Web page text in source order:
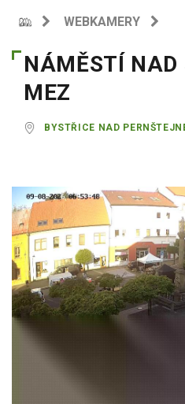
WEBKAMERY
NÁMĚSTÍ NAD
MEZ
BYSTŘICE NAD